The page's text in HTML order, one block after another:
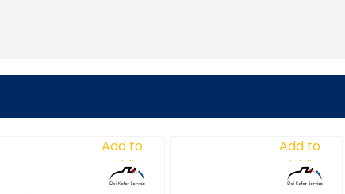
Add to
Wishlist
Add to
Wishlist